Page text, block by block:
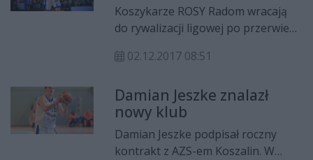
Koszykarze ROSY Radom wracają
do rywalizacji ligowej po przerwie
rywalem będzie zespół AZS-u
02.12.2017 08:51
Damian Jeszke znalazł
nowy klub
Damian Jeszke podpisał roczny
kontrakt z AZS-em Koszalin. W